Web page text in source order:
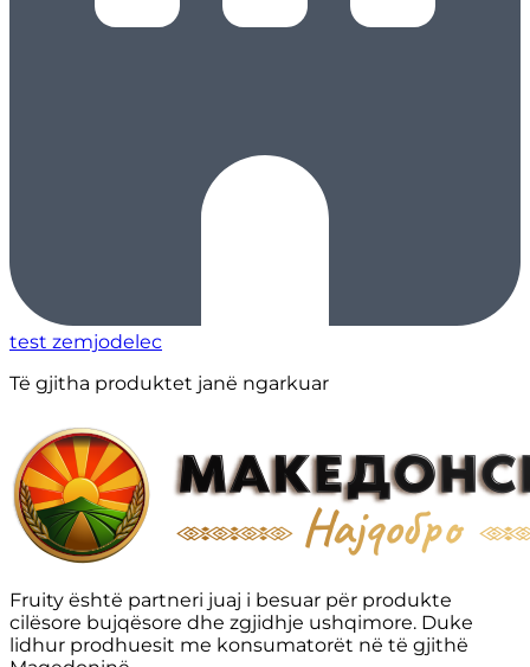
test zemjodelec
Të gjitha produktet janë ngarkuar
Fruity është partneri juaj i besuar për produkte
cilësore bujqësore dhe zgjidhje ushqimore. Duke
lidhur prodhuesit me konsumatorët në të gjithë